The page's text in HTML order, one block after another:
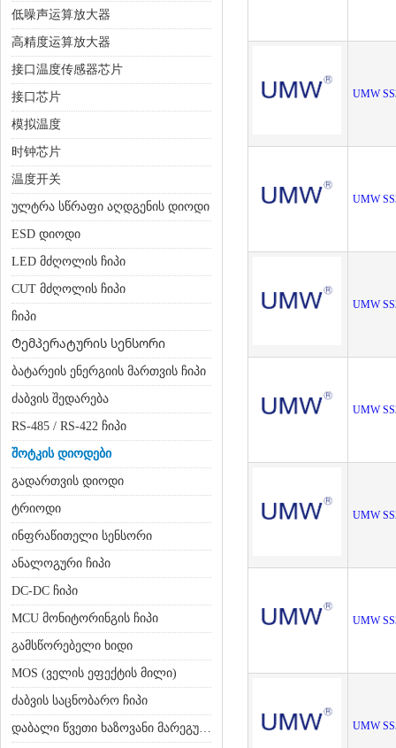
低噪声运算放大器
高精度运算放大器
接口温度传感器芯片
接口芯片
模拟温度
时钟芯片
温度开关
ულტრა სწრაფი აღდგენის დიოდი
ESD დიოდი
LED მძღოლის ჩიპი
CUT მძღოლის ჩიპი
ჩიპი
Ტემპერატურის სენსორი
ბატარეის ენერგიის მართვის ჩიპი
ძაბვის შედარება
RS-485 / RS-422 ჩიპი
შოტკის დიოდები
გადართვის დიოდი
ტრიოდი
ინფრაწითელი სენსორი
ანალოგური ჩიპი
DC-DC ჩიპი
MCU მონიტორინგის ჩიპი
გამსწორებელი ხიდი
MOS (ველის ეფექტის მილი)
ძაბვის საცნობარო ჩიპი
დაბალი წვეთი ხაზოვანი მარეგულირებელი (LDO)
UMW
UMW
UMW
UMW
UMW
UMW
UMW